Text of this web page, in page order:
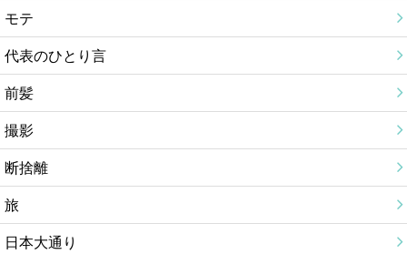
モテ
代表のひとり言
前髪
撮影
断捨離
旅
日本大通り